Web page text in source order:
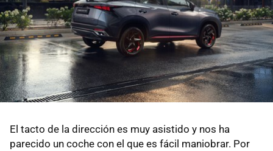
El tacto de la dirección es muy asistido y nos ha
parecido un coche con el que es fácil maniobrar. Por